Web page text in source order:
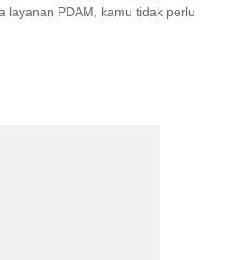
layanan PDAM, kamu tidak perlu